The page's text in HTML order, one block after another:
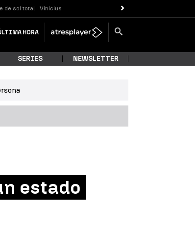
de sol total Vinicius
HORA
SERIES NEWSLETTER
estado